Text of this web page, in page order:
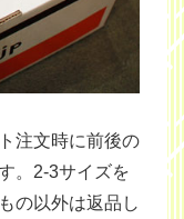
注文時に前後の
。2-3サイズを
の以外は返品し